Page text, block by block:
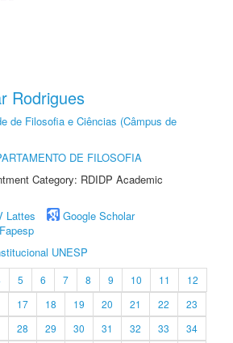
Rodrigues
de Filosofia e Ciências (Câmpus de
DE FILOSOFIA
Category: RDIDP Academic
Lattes
Google Scholar
Fapesp
UNESP
5 6 7 8 9 10 11
12
17 18 19 20 21 22
23
28 29 30 31 32 33
34